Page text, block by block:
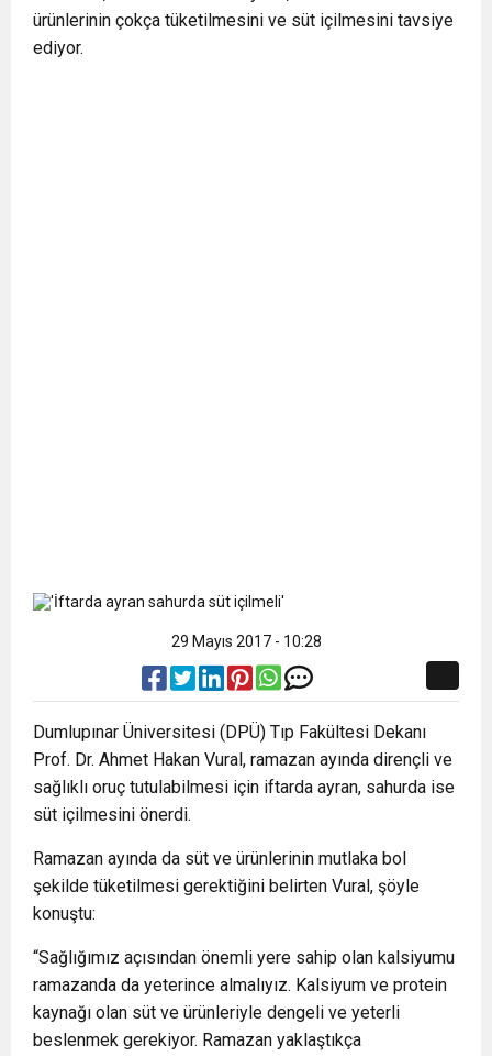
ürünlerinin çokça tüketilmesini ve süt içilmesini tavsiye
ediyor.
29 Mayıs 2017 - 10:28
Dumlupınar Üniversitesi (DPÜ) Tıp Fakültesi Dekanı
Prof. Dr. Ahmet Hakan Vural, ramazan ayında dirençli ve
sağlıklı oruç tutulabilmesi için iftarda ayran, sahurda ise
süt içilmesini önerdi.
Ramazan ayında da süt ve ürünlerinin mutlaka bol
şekilde tüketilmesi gerektiğini belirten Vural, şöyle
konuştu:
“Sağlığımız açısından önemli yere sahip olan kalsiyumu
ramazanda da yeterince almalıyız. Kalsiyum ve protein
kaynağı olan süt ve ürünleriyle dengeli ve yeterli
beslenmek gerekiyor. Ramazan yaklaştıkça